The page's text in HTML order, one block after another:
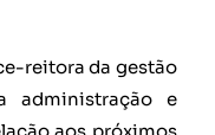
reitora da gestão
administração e